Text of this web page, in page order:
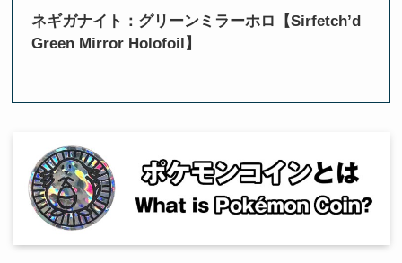
ネギガナイト：グリーンミラーホロ【Sirfetch’d
Green Mirror Holofoil】